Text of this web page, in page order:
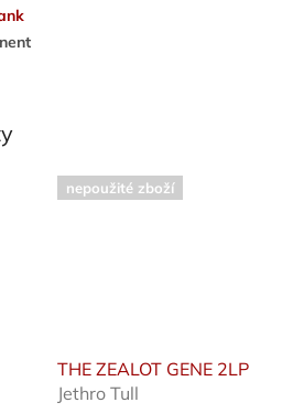
nepoužité zboží
THE ZEALOT GENE 2LP
Jethro Tull